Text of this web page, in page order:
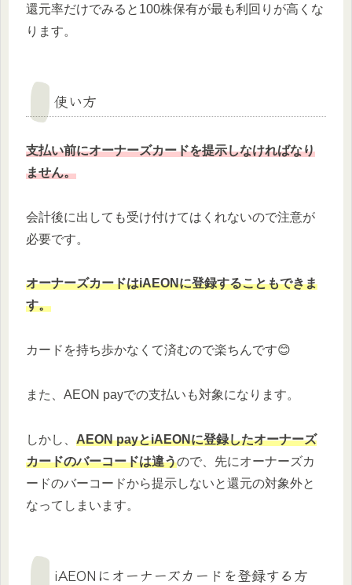
還元率だけでみると100株保有が最も利回りが高くな
ります。
使い方
支払い前にオーナーズカードを提示しなければなり
ません。
会計後に出しても受け付けてはくれないので注意が
必要です。
オーナーズカードはiAEONに登録することもできま
す。
カードを持ち歩かなくて済むので楽ちんです😊
また、AEON payでの支払いも対象になります。
しかし、 AEON payとiAEONに登録したオーナーズ
カードのバーコードは違うので、先にオーナーズカ
ードのバーコードから提示しないと還元の対象外と
なってしまいます。
iAEONにオーナーズカードを登録する方